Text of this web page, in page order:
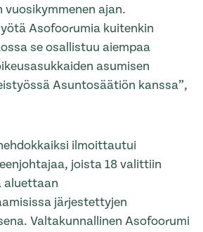
ajan.
Asofoorumia kuitenkin
se osallistuu aiempaa
asumisen
Asuntosäätiön kanssa”,
ilmoittautui
joista 18 valittiin
aluettaan
järjestettyjen
Valtakunnallinen Asofoorumi